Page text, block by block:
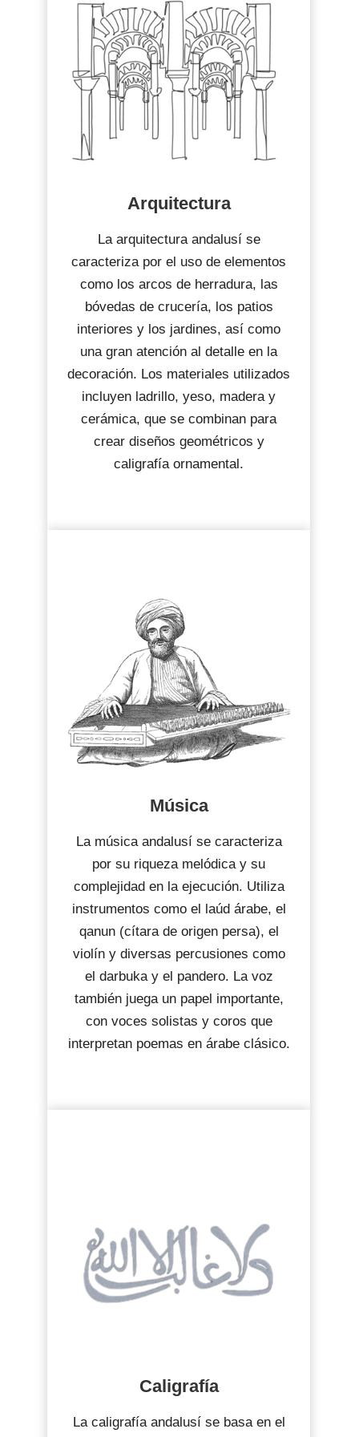
Arquitectura
La arquitectura andalusí se
caracteriza por el uso de elementos
como los arcos de herradura, las
bóvedas de crucería, los patios
interiores y los jardines, así como
una gran atención al detalle en la
decoración. Los materiales utilizados
incluyen ladrillo, yeso, madera y
cerámica, que se combinan para
crear diseños geométricos y
caligrafía ornamental.
Música
La música andalusí se caracteriza
por su riqueza melódica y su
complejidad en la ejecución. Utiliza
instrumentos como el laúd árabe, el
qanun (cítara de origen persa), el
violín y diversas percusiones como
el darbuka y el pandero. La voz
también juega un papel importante,
con voces solistas y coros que
interpretan poemas en árabe clásico.
Caligrafía
La caligrafía andalusí se basa en el